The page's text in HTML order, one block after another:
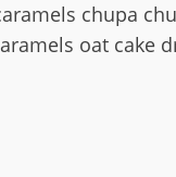
chupa
oat cake